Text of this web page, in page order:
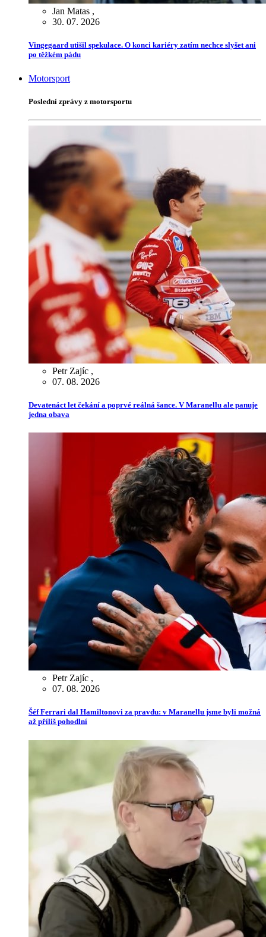
Jan Matas ,
30. 07. 2026
Vingegaard utišil spekulace. O konci kariéry zatím nechce slyšet ani
po těžkém pádu
Motorsport
Poslední zprávy z motorsportu
Petr Zajíc ,
07. 08. 2026
Devatenáct let čekání a poprvé reálná šance. V Maranellu ale panuje
jedna obava
Petr Zajíc ,
07. 08. 2026
Šéf Ferrari dal Hamiltonovi za pravdu: v Maranellu jsme byli možná
až příliš pohodlní